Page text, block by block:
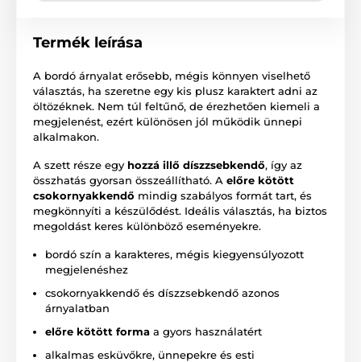
Termék leírása
A bordó árnyalat erősebb, mégis könnyen viselhető
választás, ha szeretne egy kis plusz karaktert adni az
öltözéknek. Nem túl feltűnő, de érezhetően kiemeli a
megjelenést, ezért különösen jól működik ünnepi
alkalmakon.
A szett része egy hozzá illő díszzsebkendő, így az
összhatás gyorsan összeállítható. A előre kötött
csokornyakkendő mindig szabályos formát tart, és
megkönnyíti a készülődést. Ideális választás, ha biztos
megoldást keres különböző eseményekre.
bordó szín a karakteres, mégis kiegyensúlyozott
megjelenéshez
csokornyakkendő és díszzsebkendő azonos
árnyalatban
előre kötött forma a gyors használatért
alkalmas esküvőkre, ünnepekre és esti